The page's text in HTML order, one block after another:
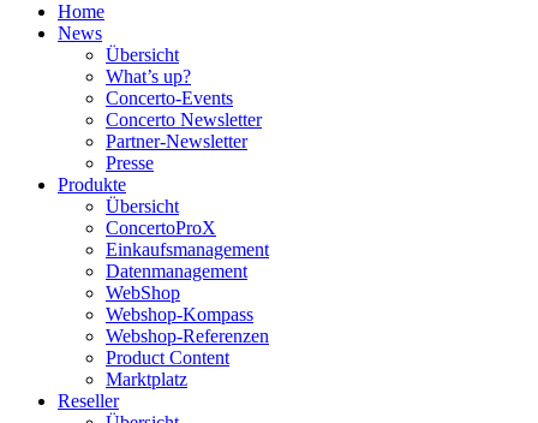
Home
News
Übersicht
What’s up?
Concerto-Events
Concerto Newsletter
Partner-Newsletter
Presse
Produkte
Übersicht
ConcertoProX
Einkaufsmanagement
Datenmanagement
WebShop
Webshop-Kompass
Webshop-Referenzen
Product Content
Marktplatz
Reseller